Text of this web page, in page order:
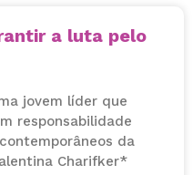
a luta pelo
jovem líder que
responsabilidade
da
Charifker*